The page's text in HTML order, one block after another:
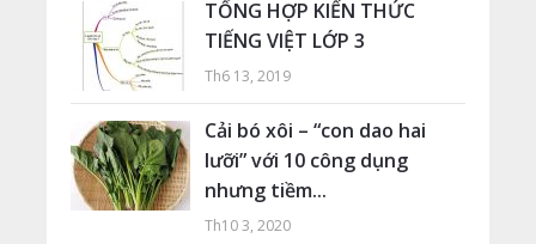
TỔNG HỢP KIẾN THỨC
TIẾNG VIỆT LỚP 3
Th6 13, 2019
Cải bó xôi – “con dao hai
lưỡi” với 10 công dụng
nhưng tiềm...
Th10 3, 2020